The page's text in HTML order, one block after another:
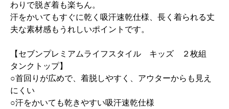
わりで脱ぎ着も楽ちん。
汗をかいてもすぐに乾く吸汗速乾仕様、長く着られる丈
夫な素材感もうれしいポイントです。
【セブンプレミアムライフスタイル キッズ ２枚組
タンクトップ】
○首回りが広めで、着脱しやすく、アウターからも見え
にくい
○汗をかいても乾きやすい吸汗速乾仕様